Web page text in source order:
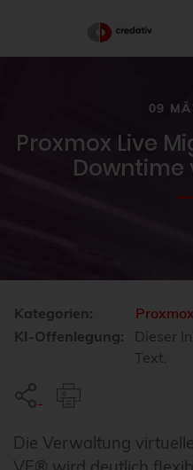
09
Proxmox Live
Downtime
Kategorien:
Proxmox
KI-Offenlegung:
Dieser
Text.
Die Verwaltung